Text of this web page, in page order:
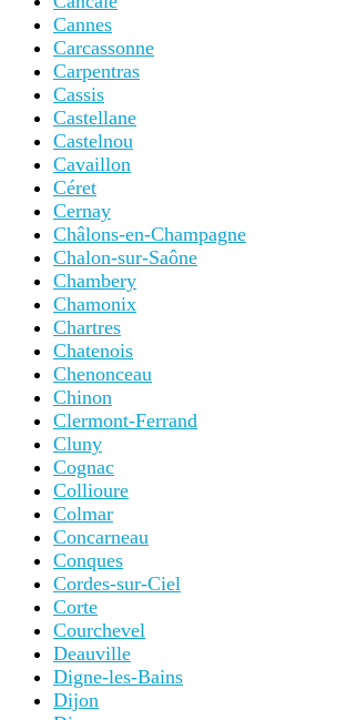
Cannes
Carcassonne
Carpentras
Cassis
Castellane
Castelnou
Cavaillon
Céret
Cernay
Châlons-en-Champagne
Chalon-sur-Saône
Chambery
Chamonix
Chartres
Chatenois
Chenonceau
Chinon
Clermont-Ferrand
Cluny
Cognac
Collioure
Colmar
Concarneau
Conques
Cordes-sur-Ciel
Corte
Courchevel
Deauville
Digne-les-Bains
Dijon